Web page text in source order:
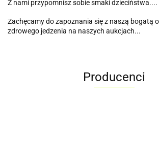
Z nami przypomnisz sobie smaki dzieciństwa....
Zachęcamy do zapoznania się z naszą bogatą
zdrowego jedzenia na naszych aukcjach...
Producenci